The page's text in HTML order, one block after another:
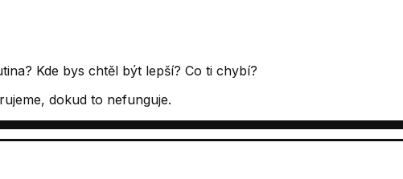
Kde bys chtěl být lepší? Co ti chybí?
dokud to nefunguje.